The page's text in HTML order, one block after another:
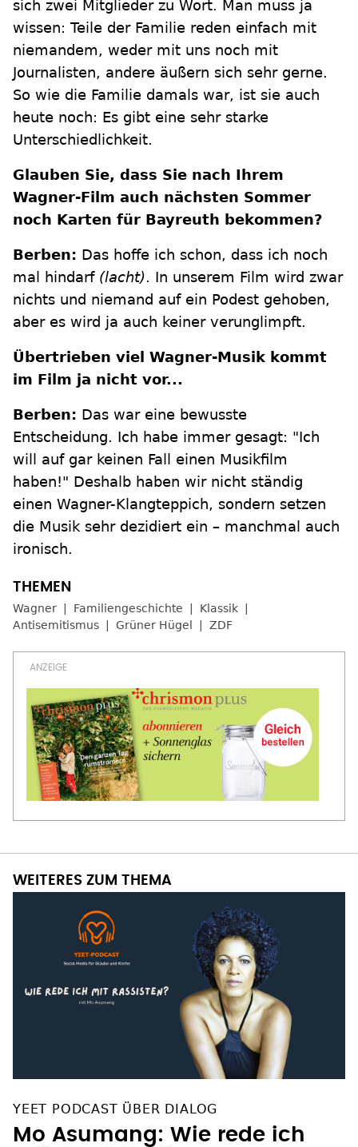
sich zwei Mitglieder zu Wort. Man muss ja
wissen: Teile der Familie reden einfach mit
niemandem, weder mit uns noch mit
Journalisten, andere äußern sich sehr gerne.
So wie die Familie damals war, ist sie auch
heute noch: Es gibt eine sehr starke
Unterschiedlichkeit.
Glauben Sie, dass Sie nach Ihrem
Wagner-Film auch nächsten Sommer
noch Karten für Bayreuth bekommen?
Berben: Das hoffe ich schon, dass ich noch
mal hindarf (lacht). In unserem Film wird zwar
nichts und niemand auf ein Podest gehoben,
aber es wird ja auch keiner verunglimpft.
Übertrieben viel Wagner-Musik kommt
im Film ja nicht vor...
Berben: Das war eine bewusste
Entscheidung. Ich habe immer gesagt: "Ich
will auf gar keinen Fall einen Musikfilm
haben!" Deshalb haben wir nicht ständig
einen Wagner-Klangteppich, sondern setzen
die Musik sehr dezidiert ein – manchmal auch
ironisch.
Wagner Familiengeschichte
Klassik
Antisemitismus
Grüner Hügel ZDF
WEITERES ZUM THEMA
YEET PODCAST ÜBER DIALOG
Mo Asumang: Wie rede ich